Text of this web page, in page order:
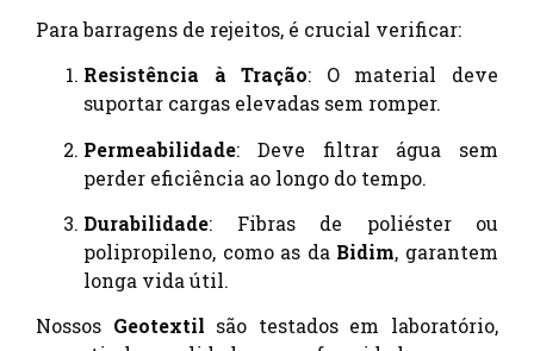
Para barragens de rejeitos, é crucial verificar:
Resistência à Tração: O material deve
suportar cargas elevadas sem romper.
Permeabilidade: Deve filtrar água sem
perder eficiência ao longo do tempo.
Durabilidade: Fibras de poliéster ou
polipropileno, como as da Bidim, garantem
longa vida útil.
Nossos Geotextil são testados em laboratório,